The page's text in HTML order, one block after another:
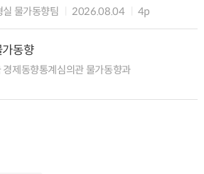
물가동향팀 2026.08.04 4p
동향
제동향통계심의관 물가동향과